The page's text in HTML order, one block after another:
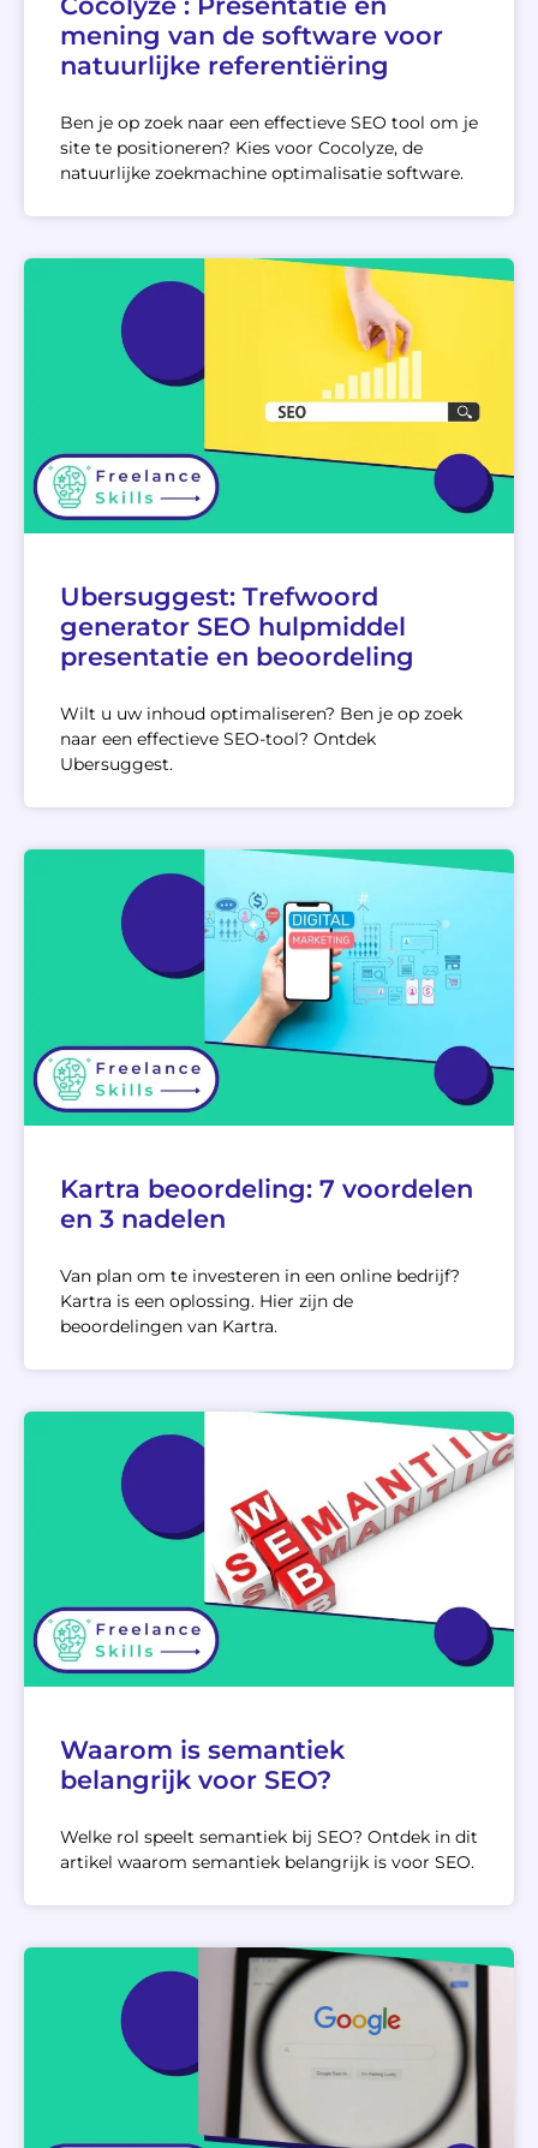
mening van de software voor
natuurlijke referentiëring
Ben je op zoek naar een effectieve SEO tool om je
site te positioneren? Kies voor Cocolyze, de
natuurlijke zoekmachine optimalisatie software.
Ubersuggest: Trefwoord
generator SEO hulpmiddel
presentatie en beoordeling
Wilt u uw inhoud optimaliseren? Ben je op zoek
naar een effectieve SEO-tool? Ontdek
Ubersuggest.
Kartra beoordeling: 7 voordelen
en 3 nadelen
Van plan om te investeren in een online bedrijf?
Kartra is een oplossing. Hier zijn de
beoordelingen van Kartra.
Waarom is semantiek
belangrijk voor SEO?
Welke rol speelt semantiek bij SEO? Ontdek in dit
artikel waarom semantiek belangrijk is voor SEO.